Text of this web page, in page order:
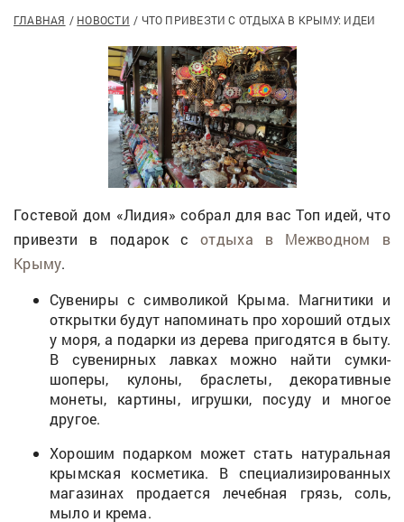
ГЛАВНАЯ НОВОСТИ ЧТО ПРИВЕЗТИ С ОТДЫХА В КРЫМУ: ИДЕИ
Гостевой дом «Лидия» собрал для вас Топ идей, что
привезти в подарок с отдыха в Межводном в
Крыму.
Сувениры с символикой Крыма. Магнитики и
открытки будут напоминать про хороший отдых
у моря, а подарки из дерева пригодятся в быту.
В сувенирных лавках можно найти сумки-
шоперы, кулоны, браслеты, декоративные
монеты, картины, игрушки, посуду и многое
другое.
Хорошим подарком может стать натуральная
крымская косметика. В специализированных
магазинах продается лечебная грязь, соль,
мыло и крема.